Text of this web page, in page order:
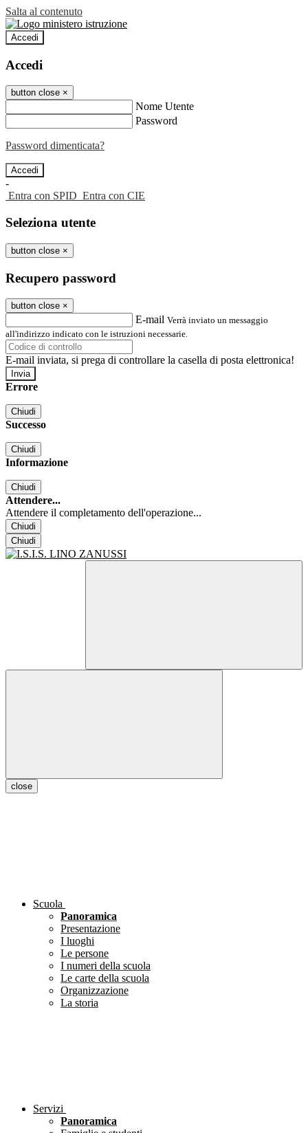
Salta al contenuto
Accedi
Accedi
button close ×
Nome Utente
Password
Password dimenticata?
-
Entra con SPID Entra con CIE
Seleziona utente
button close ×
Recupero password
button close ×
E-mail Verrà inviato un messaggio
all'indirizzo indicato con le istruzioni necessarie.
E-mail inviata, si prega di controllare la casella di posta elettronica!
Errore
Chiudi
Successo
Chiudi
Informazione
Chiudi
Attendere...
Attendere il completamento dell'operazione...
Chiudi
Chiudi
close
Scuola
Panoramica
Presentazione
I luoghi
Le persone
I numeri della scuola
Le carte della scuola
Organizzazione
La storia
Servizi
Panoramica